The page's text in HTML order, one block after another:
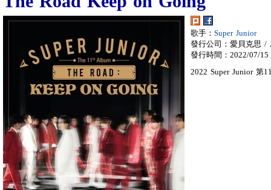
歌手： Super Junior
發行公司：愛貝克思 /
發行時間：2022/07/15
2022 Super Junior 第